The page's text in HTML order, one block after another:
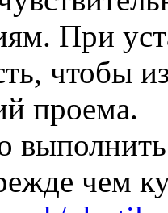
При
чтобы
проема.
чем